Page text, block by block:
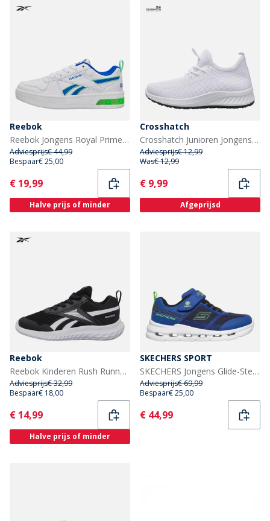
Reebok
Reebok Jongens Royal Prime Step N Flash Sneakers Wit/Optimum Blue/Solar Lime
Adviesprijs€ 44,99
Bespaar€ 25,00
Current
€ 19,99
Halve prijs of minder
Crosshatch
Crosshatch Junioren Jongens Antioch Sneakers Wit
Adviesprijs€ 12,99
Was€ 12,99
Current
€ 9,99
Afgeprijsd
Reebok
Reebok Kinderen Rush Runner 5 Elastische Veter Neutrale Hardloopschoenen Zwart/Zwart/Wit
Adviesprijs€ 32,99
Bespaar€ 18,00
Current
€ 14,99
Halve prijs of minder
SKECHERS SPORT
SKECHERS Jongens Glide-Step Lichtsneakers Blauw
Adviesprijs€ 69,99
Bespaar€ 25,00
Current
€ 44,99